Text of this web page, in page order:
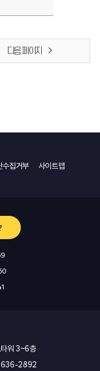
다음 페이지
수집거부 사이트맵
타워 3~6층
2892